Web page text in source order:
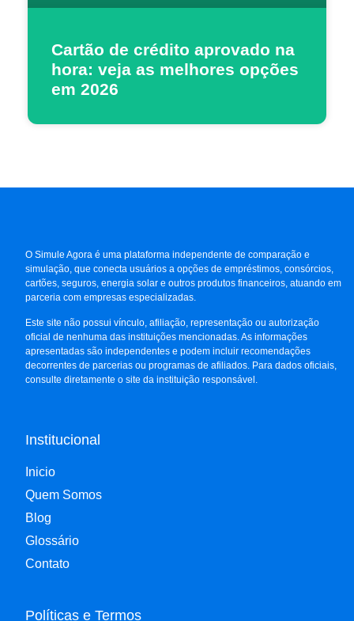
Cartão de crédito aprovado na
hora: veja as melhores opções
em 2026
O Simule Agora é uma plataforma independente de comparação e
simulação, que conecta usuários a opções de empréstimos, consórcios,
cartões, seguros, energia solar e outros produtos financeiros, atuando em
parceria com empresas especializadas.
Este site não possui vínculo, afiliação, representação ou autorização
oficial de nenhuma das instituições mencionadas. As informações
apresentadas são independentes e podem incluir recomendações
decorrentes de parcerias ou programas de afiliados. Para dados oficiais,
consulte diretamente o site da instituição responsável.
Institucional
Inicio
Quem Somos
Blog
Glossário
Contato
Políticas e Termos